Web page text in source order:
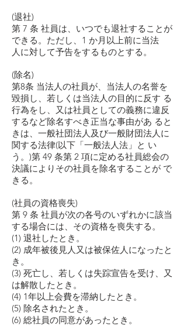
(退社)
第 7 条 社員は、いつでも退社することが
できる。ただし、1 か月以上前に当法
人に対して予告をするものとする。
(除名)
第8条 当法人の社員が、当法人の名誉を
毀損し、若しくは当法人の目的に反す る
行為をし、又は社員としての義務に違反
するなど除名すべき正当な事由があ ると
きは、一般社団法人及び一般財団法人に
関する法律(以下「一般法人法」と い
う。)第 49 条第 2 項に定める社員総会の
決議によりその社員を除名することが で
きる。
(社員の資格喪失)
第 9 条 社員が次の各号のいずれかに該当
する場合には、その資格を喪失する。
(1) 退社したとき。
(2) 成年被後見人又は被保佐人になったと
き。
(3) 死亡し、若しくは失踪宣告を受け、又
は解散したとき。
(4) 1年以上会費を滞納したとき。
(5) 除名されたとき。
(6) 総社員の同意があったとき。